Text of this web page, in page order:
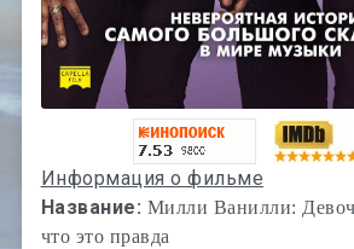
Информация о фильме
Название: Милли Ванилли:
что это правда